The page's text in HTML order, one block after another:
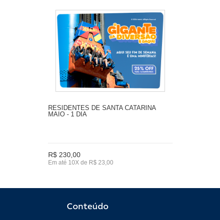
RESIDENTES DE SANTA CATARINA
MAIO - 1 DIA
R$ 230,00
Em até 10X de R$ 23,00
Conteúdo